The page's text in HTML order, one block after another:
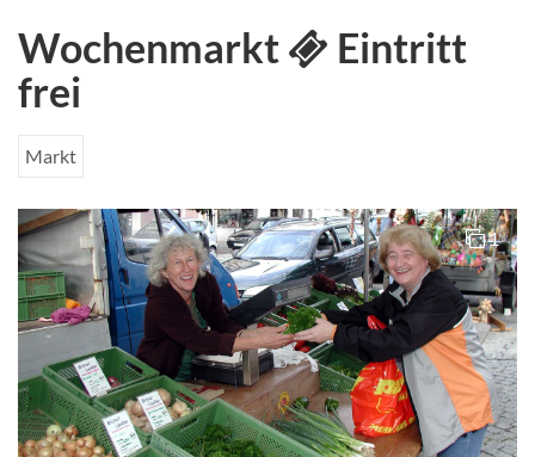
Wochenmarkt
Eintritt
frei
Markt
1